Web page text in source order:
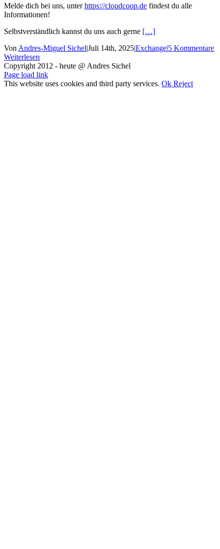
Melde dich bei uns, unterhttps://cloudcoop.de findest du alle
Informationen!
Selbstverständlich kannst du uns auch gerne […]
Von Andres-Miguel Sichel|Juli 14th, 2025|Exchange|5 Kommentare
Weiterlesen
Copyright 2012 - heute @ Andres Sichel
Rss
Facebook
X
YouTube
Skype
Page load link
This website uses cookies and third party services. Ok Reject